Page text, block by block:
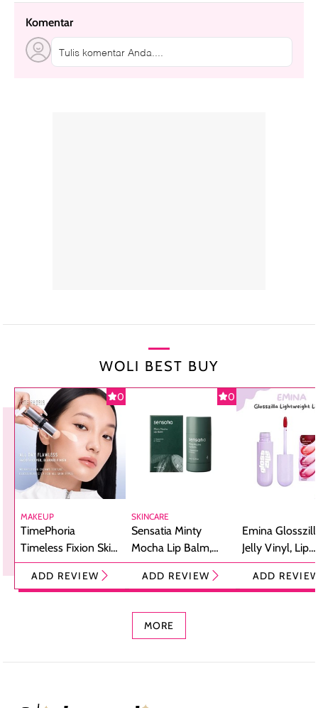
Komentar
Tulis komentar Anda....
WOLI BEST BUY
0
MAKEUP
TimePhoria
Timeless Fixion Skin
Tint Stick,
Foundation dan
ADD REVIEW
0
SKINCARE
Sensatia Minty
Mocha Lip Balm,
Pelembap Bibir
dengan Aroma
ADD REVIEW
Emina
Jelly Vinyl, Lip
Cream Glossy
Ringan
ADD
MORE